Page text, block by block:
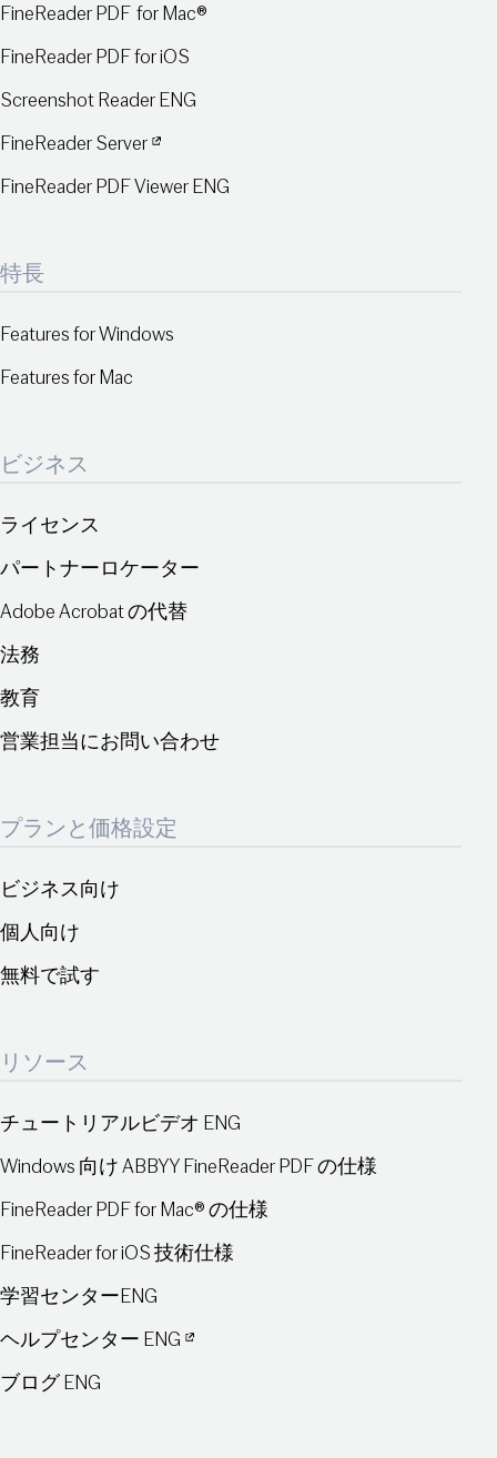
FineReader PDF for Mac®
FineReader PDF for iOS
Screenshot Reader ENG
FineReader Server
FineReader PDF Viewer ENG
特長
Features for Windows
Features for Mac
ビジネス
ライセンス
パートナーロケーター
Adobe Acrobat の代替
法務
教育
営業担当にお問い合わせ
プランと価格設定
ビジネス向け
個人向け
無料で試す
リソース
チュートリアルビデオ ENG
Windows 向け ABBYY FineReader PDF の仕様
FineReader PDF for Mac® の仕様
FineReader for iOS 技術仕様
学習センターENG
ヘルプセンター ENG
ブログ ENG